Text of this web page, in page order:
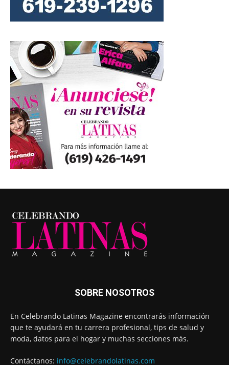
SOBRE NOSOTROS
En Celebrando Latinas Magazine encontrarás información
que te ayudará en tu carrera profesional, tips de salud y
moda, datos para el hogar y muchas secciones más.
Contáctanos: info@celebrandolatinas.com